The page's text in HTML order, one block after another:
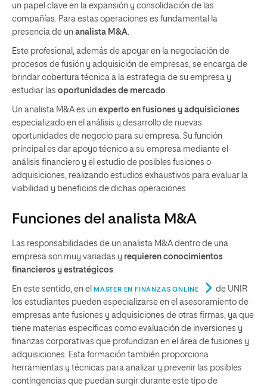
un papel clave en la expansión y consolidación de las
compañías. Para estas operaciones es fundamental la
presencia de un analista M&A
Este profesional, además de apoyar en la negociación de
procesos de fusión y adquisición de empresas, se encarga de
brindar cobertura técnica a la estrategia de su empresa y
estudiar las oportunidades de mercado
Un analista M&A es un experto en fusiones y adquisiciones
especializado en el análisis y desarrollo de nuevas
oportunidades de negocio para su empresa. Su función
principal es dar apoyo técnico a su empresa mediante el
análisis financiero y el estudio de posibles fusiones o
adquisiciones, realizando estudios exhaustivos para evaluar la
viabilidad y beneficios de dichas operaciones.
Funciones del analista M&A
Las responsabilidades de un analista M&A dentro de una
empresa son muy variadas y requieren conocimientos
financieros y estratégicos
En este sentido, en el MÁSTER EN FINANZAS ONLINE
de UNIR
los estudiantes pueden especializarse en el asesoramiento de
empresas ante fusiones y adquisiciones de otras firmas, ya que
tiene materias específicas como evaluación de inversiones y
finanzas corporativas que profundizan en el área de fusiones y
adquisiciones. Esta formación también proporciona
herramientas y técnicas para analizar y prevenir las posibles
contingencias que puedan surgir durante este tipo de